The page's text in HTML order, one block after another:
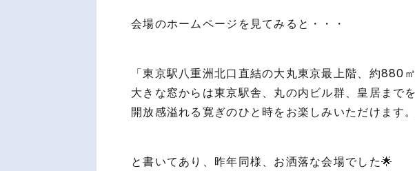
会場のホームページを見てみると・・・
「東京駅八重洲北口直結の大丸東京最上階、約880
大きな窓からは東京駅舎、丸の内ビル群、皇居までを
開放感溢れる寛ぎのひと時をお楽しみいただけます。
と書いてあり、昨年同様、お洒落な会場でした🌟